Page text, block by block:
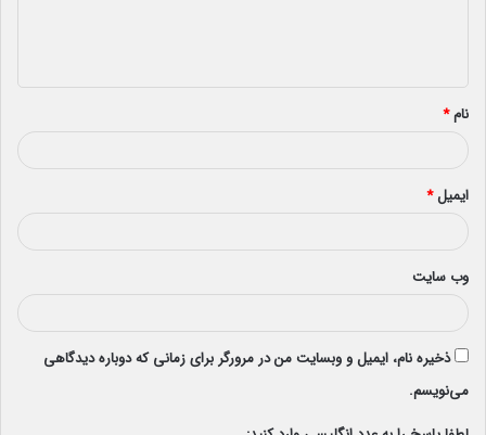
*
نام*
ایمیل*
وب‌ سایت
ذخیره نام، ایمیل و وبسایت من در مرورگر برای زمانی که دوباره دیدگاهی
می‌نویسم.